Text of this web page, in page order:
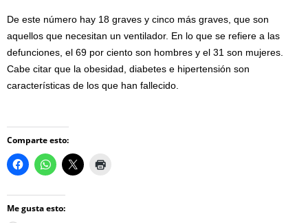
De este número hay 18 graves y cinco más graves, que son
aquellos que necesitan un ventilador. En lo que se refiere a las
defunciones, el 69 por ciento son hombres y el 31 son mujeres.
Cabe citar que la obesidad, diabetes e hipertensión son
características de los que han fallecido.
Comparte esto:
Me gusta esto: